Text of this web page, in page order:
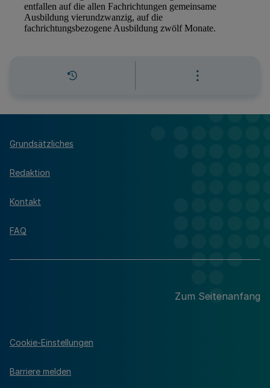
Grundsätzliches
Redaktion
Kontakt
FAQ
Zum Seitenanfang
Cookie-Einstellungen
Barriere melden